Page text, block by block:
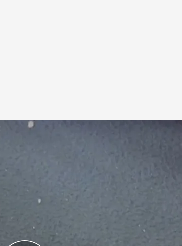
médicos y las
guerra y 16 ya han